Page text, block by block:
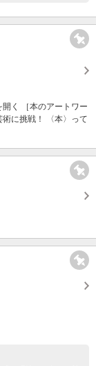
く ［本のアートワー
に挑戦！ 〈本〉って